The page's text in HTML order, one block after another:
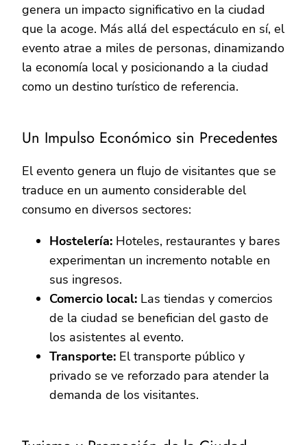
genera un impacto significativo en la ciudad
que la acoge. Más allá del espectáculo en sí, el
evento atrae a miles de personas, dinamizando
la economía local y posicionando a la ciudad
como un destino turístico de referencia.
Un Impulso Económico sin Precedentes
El evento genera un flujo de visitantes que se
traduce en un aumento considerable del
consumo en diversos sectores:
Hostelería: Hoteles, restaurantes y bares
experimentan un incremento notable en
sus ingresos.
Comercio local: Las tiendas y comercios
de la ciudad se benefician del gasto de
los asistentes al evento.
Transporte: El transporte público y
privado se ve reforzado para atender la
demanda de los visitantes.